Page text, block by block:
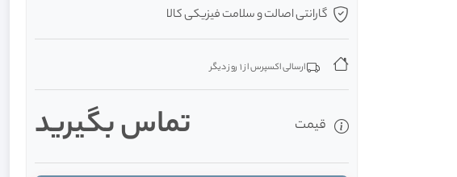
گارانتی اصالت و سلامت فیزیکی کالا
ارسالی اکسپرس از 1 روز دیگر
قیمت تماس بگيريد